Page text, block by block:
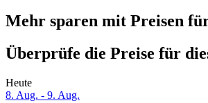
Mehr sparen mit Preisen
Überprüfe die Preise für
Heute
8. Aug. - 9. Aug.